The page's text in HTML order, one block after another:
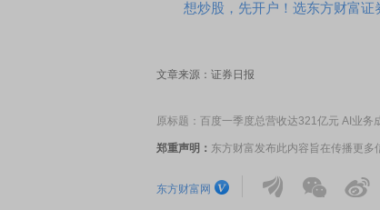
想炒股，先开户！选东方财富
文章来源：证券日报
原标题：百度一季度总营收达321亿元 AI业务
郑重声明： 东方财富发布此内容旨在传播更多
东方财富网